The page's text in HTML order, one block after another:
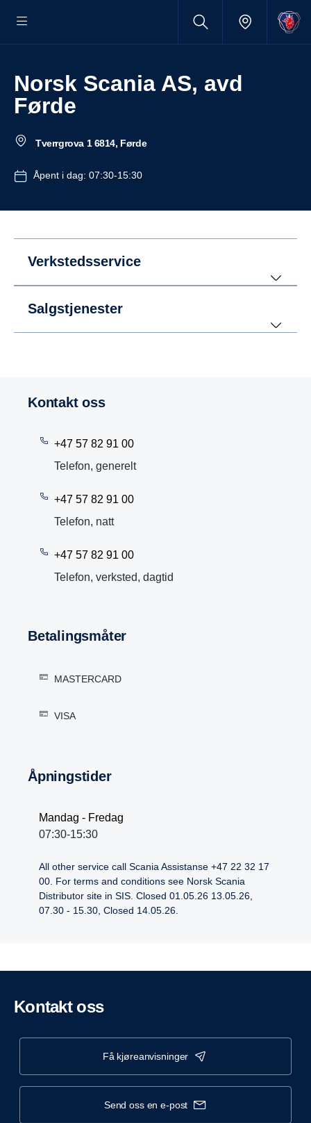
Norsk Scania AS, avd
Førde
Tverrgrova 1 6814, Førde
Åpent i dag: 07:30-15:30
Verkstedsservice
Salgstjenester
Kontakt oss
+47 57 82 91 00
Telefon, generelt
+47 57 82 91 00
Telefon, natt
+47 57 82 91 00
Telefon, verksted, dagtid
Betalingsmåter
MASTERCARD
VISA
Åpningstider
Mandag - Fredag
07:30-15:30
All other service call Scania Assistanse +47 22 32 17
00. For terms and conditions see Norsk Scania
Distributor site in SIS. Closed 01.05.26 13.05.26,
07.30 - 15.30, Closed 14.05.26.
Kontakt oss
få kjøreanvisninger
send oss en e-post